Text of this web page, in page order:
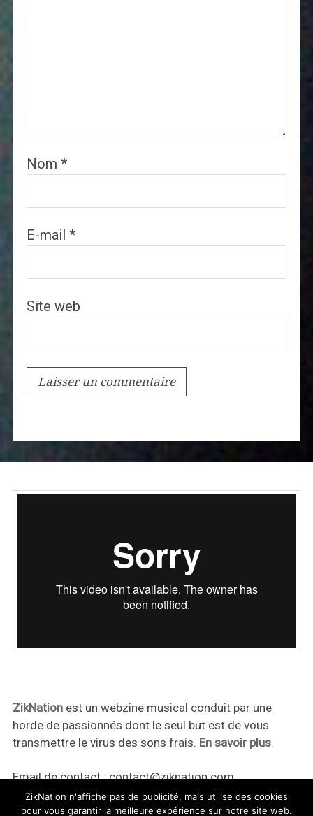
Nom *
E-mail *
Site web
ZikNationest un webzine musical conduit par une
horde de passionnés dont le seul but est de vous
transmettre le virus des sons frais. En savoir plus.
Email de contact :contact@ziknation.com
ZikNation n'affiche pas de publicité, mais utilise des cookies
pour vous garantir la meilleure expérience sur notre site web.